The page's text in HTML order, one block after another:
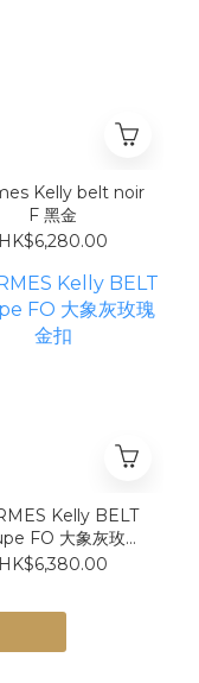
Kelly belt noir
F 黑金
HK$6,280.00
Kelly BELT
FO 大象灰玫瑰
金扣
HK$6,380.00